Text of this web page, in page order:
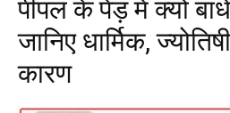
पीपल के पेड़ में क्यों
जानिए धार्मिक,
कारण